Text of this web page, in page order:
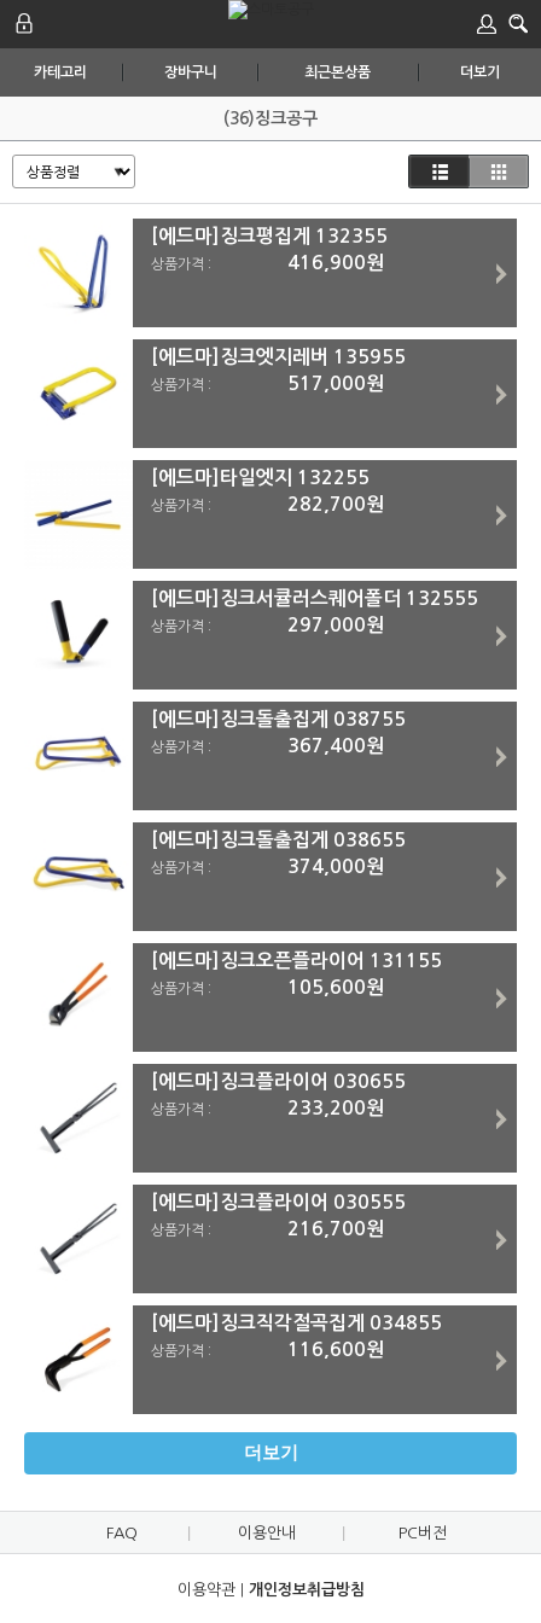
카테고리 장바구니 최근본상품 더보기
(36)징크공구
[에드마]징크평집게 132355
상품가격 : 416,900원
[에드마]징크엣지레버 135955
상품가격 : 517,000원
[에드마]타일엣지 132255
상품가격 : 282,700원
[에드마]징크서큘러스퀘어폴더 132555
상품가격 : 297,000원
[에드마]징크돌출집게 038755
상품가격 : 367,400원
[에드마]징크돌출집게 038655
상품가격 : 374,000원
[에드마]징크오픈플라이어 131155
상품가격 : 105,600원
[에드마]징크플라이어 030655
상품가격 : 233,200원
[에드마]징크플라이어 030555
상품가격 : 216,700원
[에드마]징크직각절곡집게 034855
상품가격 : 116,600원
더보기
FAQ 이용안내 PC버전
이용약관| 개인정보취급방침